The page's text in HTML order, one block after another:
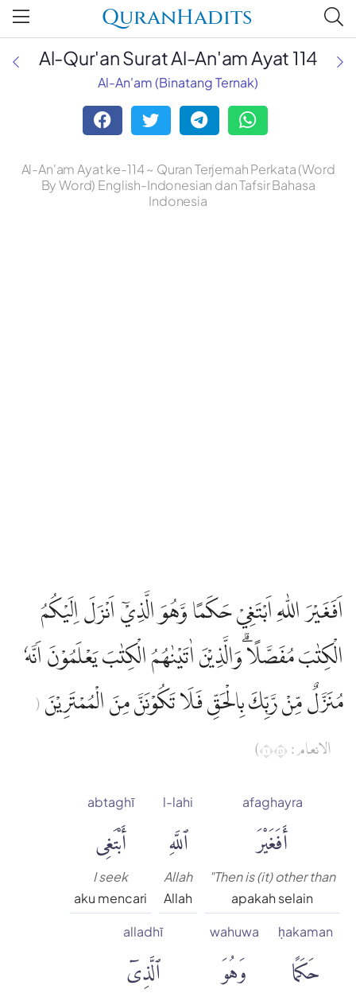
QuranHadits
Al-Qur'an Surat Al-An'am Ayat 114
Al-An'am (Binatang Ternak)
Al-An'am Ayat ke-114 ~ Quran Terjemah Perkata (Word
By Word) English-Indonesian dan Tafsir Bahasa
Indonesia
اَفَغَيْرَ اللّٰهِ اَبْتَغِيْ حَكَمًا وَّهُوَ الَّذِيْٓ اَنْزَلَ اِلَيْكُمُ
الْكِتٰبَ مُفَصَّلًا ۗوَالَّذِيْنَ اٰتَيْنٰهُمُ الْكِتٰبَ يَعْلَمُوْنَ اَنَّهٗ
مُنَزَّلٌ مِّنْ رَّبِّكَ بِالْحَقِّ فَلَا تَكُوْنَنَّ مِنَ الْمُمْتَرِيْنَ (
الانعام : ١١٤)
afaghayra
أَفَغَيْرَ
"Then is (it) other than
apakah selain
l-lahi
ٱللَّهِ
Allah
Allah
abtaghī
أَبْتَغِى
I seek
aku mencari
ḥakaman
حَكَمًا
wahuwa
وَهُوَ
alladhī
ٱلَّذِىٓ